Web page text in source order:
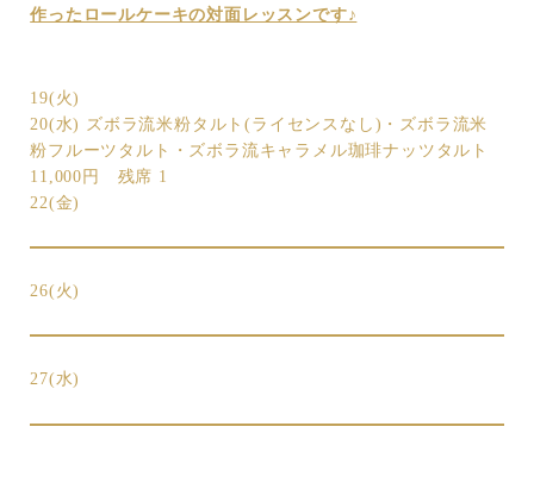
作ったロールケーキの対面レッスンです♪
19(火)
20(水) ズボラ流米粉タルト(ライセンスなし)・ズボラ流米
粉フルーツタルト・ズボラ流キャラメル珈琲ナッツタルト
11,000円 残席 1
22(金)
26(火)
27(水)